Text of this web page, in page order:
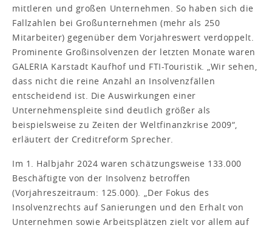
mittleren und großen Unternehmen. So haben sich die
Fallzahlen bei Großunternehmen (mehr als 250
Mitarbeiter) gegenüber dem Vorjahreswert verdoppelt.
Prominente Großinsolvenzen der letzten Monate waren
GALERIA Karstadt Kaufhof und FTI-Touristik. „Wir sehen,
dass nicht die reine Anzahl an Insolvenzfällen
entscheidend ist. Die Auswirkungen einer
Unternehmenspleite sind deutlich größer als
beispielsweise zu Zeiten der Weltfinanzkrise 2009“,
erläutert der Creditreform Sprecher.
Im 1. Halbjahr 2024 waren schätzungsweise 133.000
Beschäftigte von der Insolvenz betroffen
(Vorjahreszeitraum: 125.000). „Der Fokus des
Insolvenzrechts auf Sanierungen und den Erhalt von
Unternehmen sowie Arbeitsplätzen zielt vor allem auf